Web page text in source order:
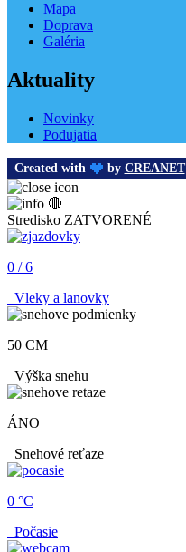
Mapa
Doprava
Galéria
Aktuality
Novinky
Podujatia
Created with by CREANET
🔴
Stredisko ZATVORENÉ
0 / 6
Vleky a lanovky
50 CM
Výška snehu
ÁNO
Snehové reťaze
0 °C
Počasie